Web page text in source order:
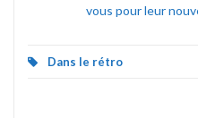
vous pour leur
Dans le rétro